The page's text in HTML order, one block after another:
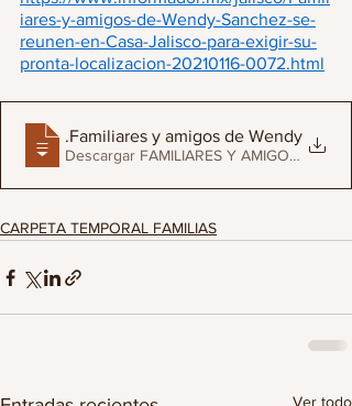
iares-y-amigos-de-Wendy-Sanchez-se-
reunen-en-Casa-Jalisco-para-exigir-su-
pronta-localizacion-20210116-0072.html
16-01-2021
.Familiares y amigos de Wendy
Descargar FAMILIARES Y AMIGOS DE
CARPETA TEMPORAL FAMILIAS
Ver todo